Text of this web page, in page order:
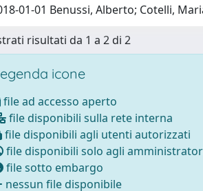
01-01 Benussi, Alberto; Cotelli,
risultati da 1 a 2 di 2
icone
file ad accesso aperto
file disponibili sulla rete interna
file disponibili agli utenti autorizzati
file disponibili solo agli
file sotto embargo
nessun file disponibile